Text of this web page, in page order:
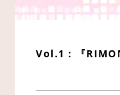
Vol.1：『